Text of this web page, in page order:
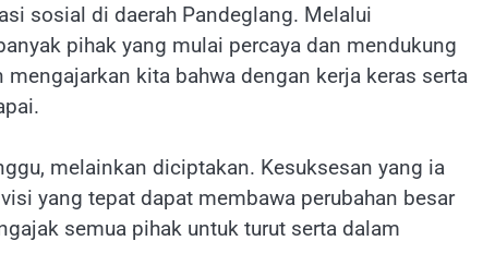
sosial di daerah Pandeglang. Melalui
pihak yang mulai percaya dan mendukung
kita bahwa dengan kerja keras serta
melainkan diciptakan. Kesuksesan yang ia
yang tepat dapat membawa perubahan besar
semua pihak untuk turut serta dalam